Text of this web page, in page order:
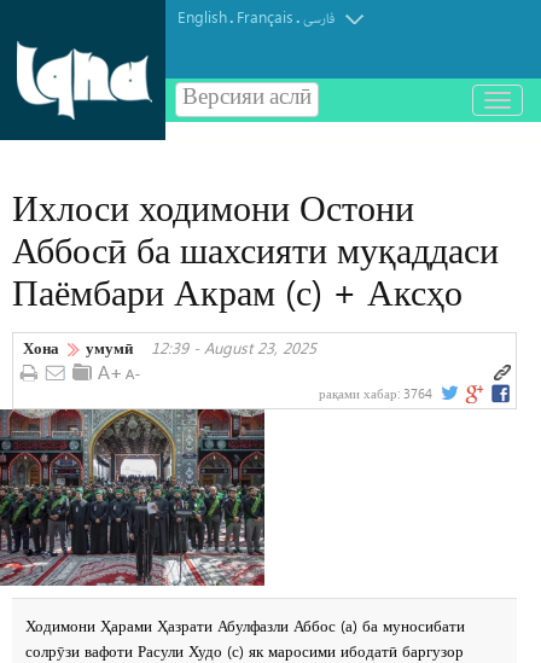
English. Français.فارسی
Версияи аслӣ
باز
و
Ихлоси ходимони Остони
Аббосӣ ба шахсияти муқаддаси
Паёмбари Акрам (с) + Аксҳо
Хона умумӣ 12:39 - August 23, 2025
рақами хабар: 3764
Ходимони Ҳарами Ҳазрати Абулфазли Аббос (а) ба муносибати
солрӯзи вафоти Расули Худо (с) як маросими ибодатӣ баргузор